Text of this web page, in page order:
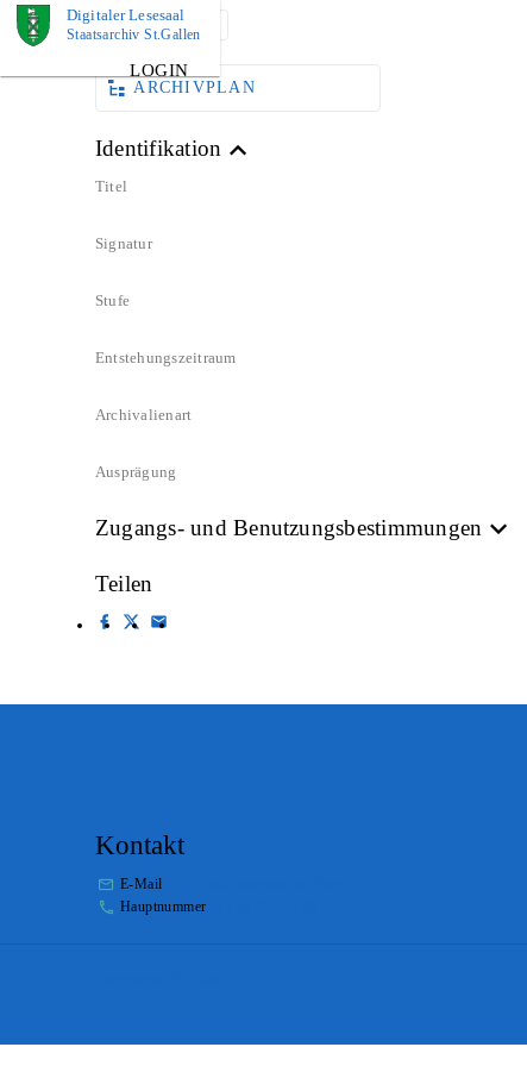
Digitaler Lesesaal
Staatsarchiv St.Gallen
LOGIN
DOKUMENT
ARCHIVPLAN
Identifikation
Titel
Signatur
Stufe
Entstehungszeitraum
Archivalienart
Ausprägung
Zugangs- und Benutzungsbestimmungen
Teilen
Kontakt
E-Mail
Hauptnummer